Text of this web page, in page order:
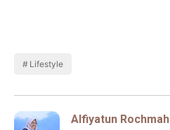
Lifestyle
Alfiyatun Rochmah